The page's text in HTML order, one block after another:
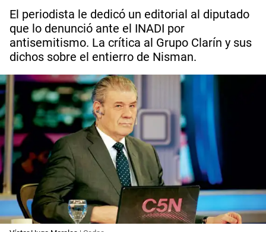
El periodista le dedicó un editorial al diputado
que lo denunció ante el INADI por
antisemitismo. La crítica al Grupo Clarín y sus
dichos sobre el entierro de Nisman.